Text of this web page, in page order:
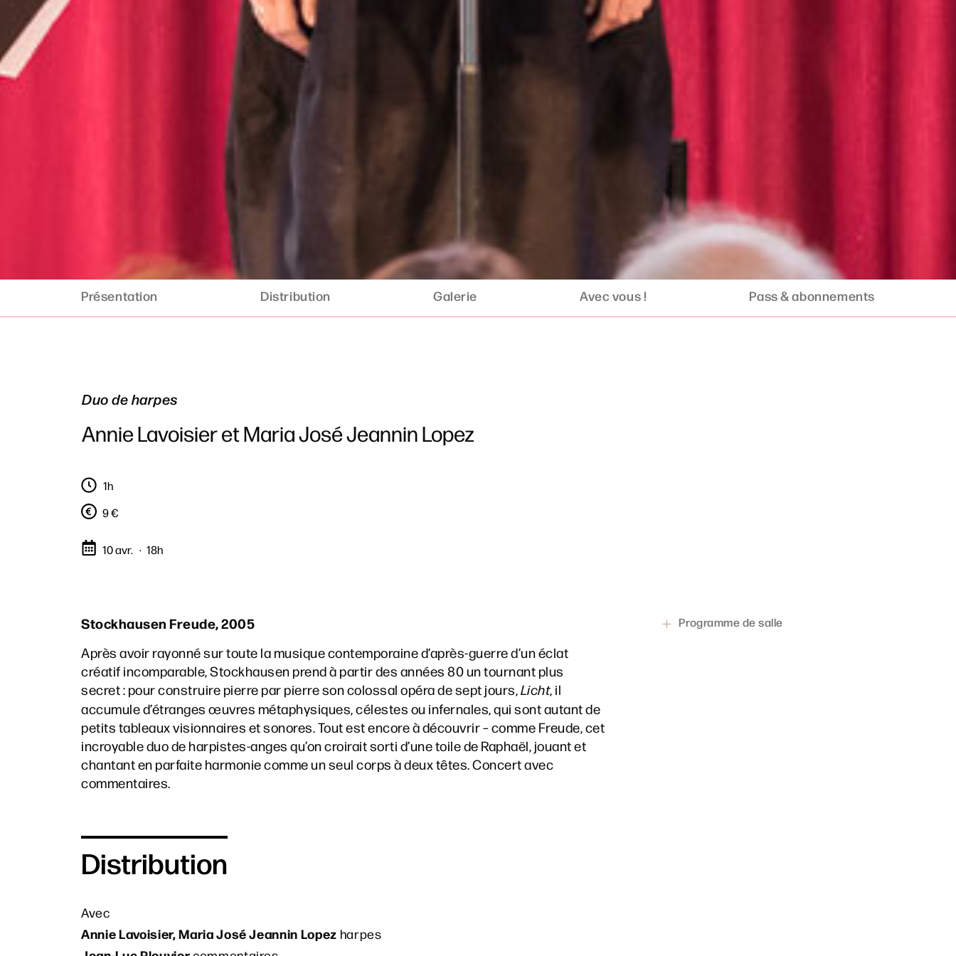
Présentation Distribution Galerie Avec vous ! Pass & abonnements
Duo de harpes
Annie Lavoisier et Maria José Jeannin Lopez
1h
9 €
10 avr. 18h
Stockhausen Freude, 2005
Après avoir rayonné sur toute la musique contemporaine d’après-guerre d’un éclat
créatif incomparable, Stockhausen prend à partir des années 80 un tournant plus
secret : pour construire pierre par pierre son colossal opéra de sept jours, Licht, il
accumule d’étranges œuvres métaphysiques, célestes ou infernales, qui sont autant de
petits tableaux visionnaires et sonores. Tout est encore à découvrir – comme Freude, cet
incroyable duo de harpistes-anges qu’on croirait sorti d’une toile de Raphaël, jouant et
chantant en parfaite harmonie comme un seul corps à deux têtes. Concert avec
commentaires.
Programme de salle
Distribution
Avec
Annie Lavoisier, Maria José Jeannin Lopez harpes